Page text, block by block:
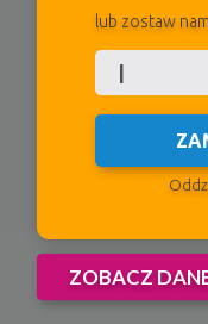
lub zostaw
ZOBACZ